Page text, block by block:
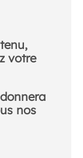
votre
nos